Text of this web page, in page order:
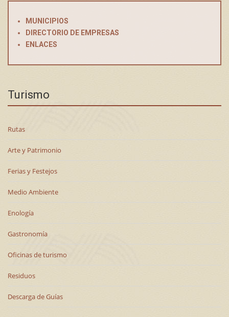
MUNICIPIOS
DIRECTORIO DE EMPRESAS
ENLACES
Turismo
Rutas
Arte y Patrimonio
Ferias y Festejos
Medio Ambiente
Enología
Gastronomía
Oficinas de turismo
Residuos
Descarga de Guías